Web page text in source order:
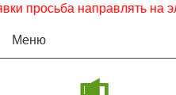
направлять на
Меню